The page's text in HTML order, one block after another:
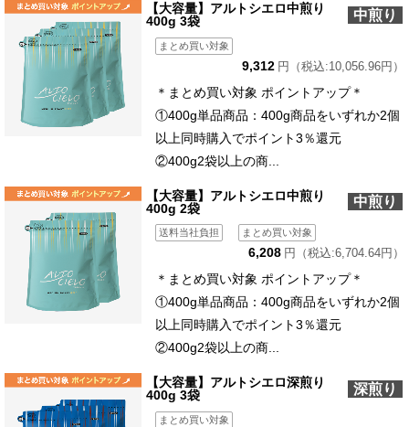
【大容量】アルトシエロ中煎り
400g 3袋
中煎り
まとめ買い対象
9,312 円（税込:10,056.96円）
＊まとめ買い対象 ポイントアップ＊
①400g単品商品：400g商品をいずれか2個
以上同時購入でポイント3％還元
②400g2袋以上の商...
【大容量】アルトシエロ中煎り
400g 2袋
中煎り
送料当社負担 まとめ買い対象
6,208 円（税込:6,704.64円）
＊まとめ買い対象 ポイントアップ＊
①400g単品商品：400g商品をいずれか2個
以上同時購入でポイント3％還元
②400g2袋以上の商...
【大容量】アルトシエロ深煎り
400g 3袋
深煎り
まとめ買い対象